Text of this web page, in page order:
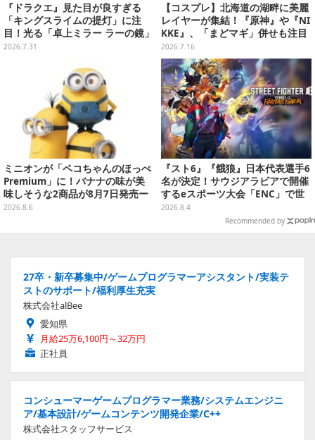
『ドラクエ』見た目が良すぎる
「キングスライムの提灯」に注
目！光る「卓上ミラー ラーの鏡」
ほか6プライズが8月順次展開
2026.7.31
【コスプレ】北海道の湖畔に美麗
レイヤーが集結！『原神』や『NI
KKE』、「まどマギ」併せも注目
の美女たち11選【写真51枚】
2026.7.16
ミニオンが「ペコちゃんのほっぺ
Premium」に！バナナの味が美
味しそうな2商品が8月7日発売ー
可愛いパッケージも必見
2026.8.6
『スト6』『餓狼』日本代表選手6
名が決定！サウジアラビアで開催
するeスポーツ大会「ENC」で世
界に挑む
2026.8.4
Recommended by
27卒・新卒募集中/ゲームプログラマーアシスタント/実装テ
ストのサポート/福利厚生充実
株式会社alBee
愛知県
月給25万6,100円～32万円
正社員
コンシューマーゲームプログラマー業務/システムエンジニ
ア/基本設計/ゲームコンテンツ開発企業/C++
株式会社スタッフサービス